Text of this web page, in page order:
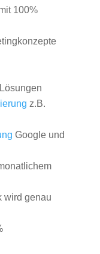
100%
z.B.
Google und
wird genau